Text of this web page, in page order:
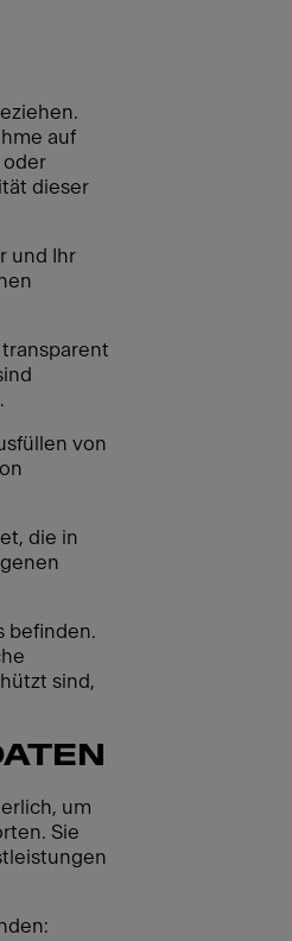
auf
oder
dieser
und Ihr
von
die in
befinden.
sind,
um
Sie